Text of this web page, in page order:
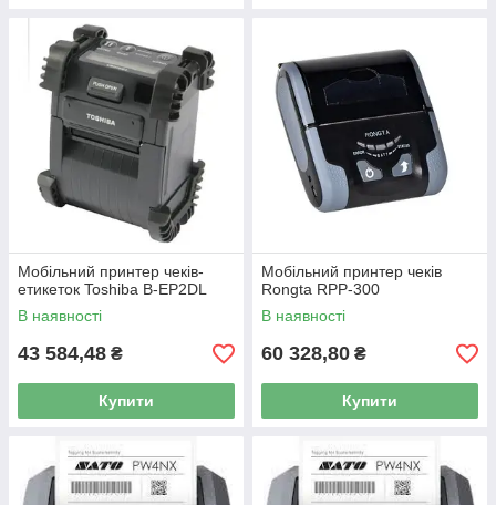
Мобільний принтер чеків-
етикеток Toshiba B-EP2DL
В наявності
43 584,48 ₴
Купити
Мобільний принтер чеків
Rongta RPP-300
В наявності
60 328,80 ₴
Купити